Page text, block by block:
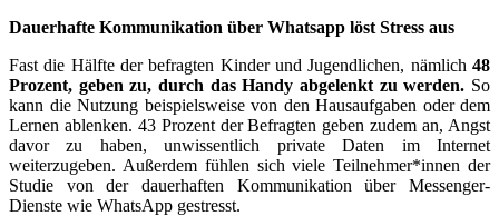
Dauerhafte Kommunikation über Whatsapp löst Stress aus
Fast die Hälfte der befragten Kinder und Jugendlichen, nämlich 48
Prozent, geben zu, durch das Handy abgelenkt zu werden. So
kann die Nutzung beispielsweise von den Hausaufgaben oder dem
Lernen ablenken. 43 Prozent der Befragten geben zudem an, Angst
davor zu haben, unwissentlich private Daten im Internet
weiterzugeben. Außerdem fühlen sich viele Teilnehmer*innen der
Studie von der dauerhaften Kommunikation über Messenger-
Dienste wie WhatsApp gestresst.